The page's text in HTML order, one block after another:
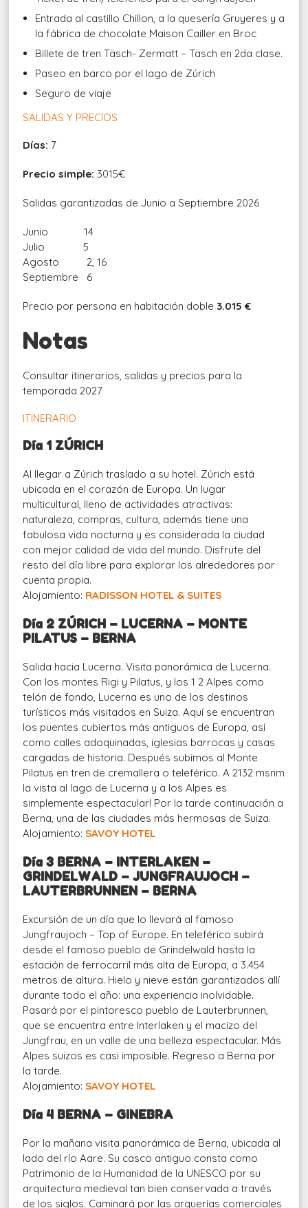
Entrada al castillo Chillon, a la quesería Gruyeres y a
la fábrica de chocolate Maison Cailler en Broc
Billete de tren Täsch- Zermatt – Täsch en 2da clase.
Paseo en barco por el lago de Zúrich
Seguro de viaje
SALIDAS Y PRECIOS
Días: 7
Precio simple: 3015€
Salidas garantizadas de Junio a Septiembre 2026
Junio 14
Julio 5
Agosto 2, 16
Septiembre 6
Precio por persona en habitación doble 3.015 €
Notas
Consultar itinerarios, salidas y precios para la
temporada 2027
ITINERARIO
Día 1 ZÚRICH
Al llegar a Zúrich traslado a su hotel. Zúrich está
ubicada en el corazón de Europa. Un lugar
multicultural, lleno de actividades atractivas:
naturaleza, compras, cultura, además tiene una
fabulosa vida nocturna y es considerada la ciudad
con mejor calidad de vida del mundo. Disfrute del
resto del día libre para explorar los alrededores por
cuenta propia.
Alojamiento: RADISSON HOTEL & SUITES
Día 2 ZÚRICH – LUCERNA – MONTE
PILATUS – BERNA
Salida hacia Lucerna. Visita panorámica de Lucerna.
Con los montes Rigi y Pilatus, y los 1 2 Alpes como
telón de fondo, Lucerna es uno de los destinos
turísticos más visitados en Suiza. Aquí se encuentran
los puentes cubiertos más antiguos de Europa, así
como calles adoquinadas, iglesias barrocas y casas
cargadas de historia. Después subimos al Monte
Pilatus en tren de cremallera o teleférico. A 2132 msnm
la vista al lago de Lucerna y a los Alpes es
simplemente espectacular! Por la tarde continuación a
Berna, una de las ciudades más hermosas de Suiza.
Alojamiento: SAVOY HOTEL
Día 3 BERNA – INTERLAKEN –
GRINDELWALD – JUNGFRAUJOCH –
LAUTERBRUNNEN – BERNA
Excursión de un día que lo llevará al famoso
Jungfraujoch – Top of Europe. En teleférico subirá
desde el famoso pueblo de Grindelwald hasta la
estación de ferrocarril más alta de Europa, a 3.454
metros de altura. Hielo y nieve están garantizados allí
durante todo el año: una experiencia inolvidable.
Pasará por el pintoresco pueblo de Lauterbrunnen,
que se encuentra entre Interlaken y el macizo del
Jungfrau, en un valle de una belleza espectacular. Más
Alpes suizos es casi imposible. Regreso a Berna por
la tarde.
Alojamiento: SAVOY HOTEL
Día 4 BERNA – GINEBRA
Por la mañana visita panorámica de Berna, ubicada al
lado del río Aare. Su casco antiguo consta como
Patrimonio de la Humanidad de la UNESCO por su
arquitectura medieval tan bien conservada a través
de los siglos. Caminará por las arquerías comerciales